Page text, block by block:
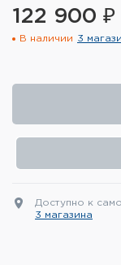
Элементы
устройства
122 900 ₽
В наличии 3
Доступно к
3 магазина